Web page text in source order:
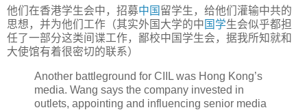
他们在香港学生会中，招募中国 留学生，给他们灌输中共的
思想，并为他们工作（其实外国大学的中 国学生会似乎都担
任了一部分这类间谍工作，鄙校中国学生会，据我所知就和
大使馆有着很密切的联系）
Another battleground for CIIL was Hong Kong’s
media. Wang says the company invested in
outlets, appointing and influencing senior media